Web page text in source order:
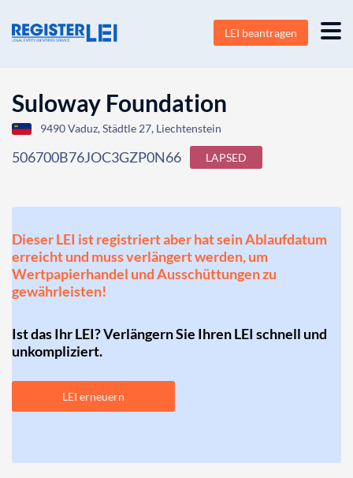
LEI beantragen
Suloway Foundation
9490 Vaduz, Städtle 27, Liechtenstein
506700B76JOC3GZP0N66 LAPSED
Dieser LEI ist registriert aber hat sein Ablaufdatum
erreicht und muss verlängert werden, um
Wertpapierhandel und Ausschüttungen zu
gewährleisten!
Ist das Ihr LEI? Verlängern Sie Ihren LEI schnell und
unkompliziert.
LEI erneuern